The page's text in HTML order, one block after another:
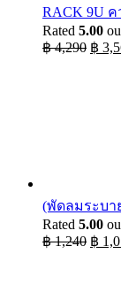
RACK 9U ค
Rated 5.00
฿4,290 ฿
(พัดลมระบา
Rated 5.00
฿1,240 ฿